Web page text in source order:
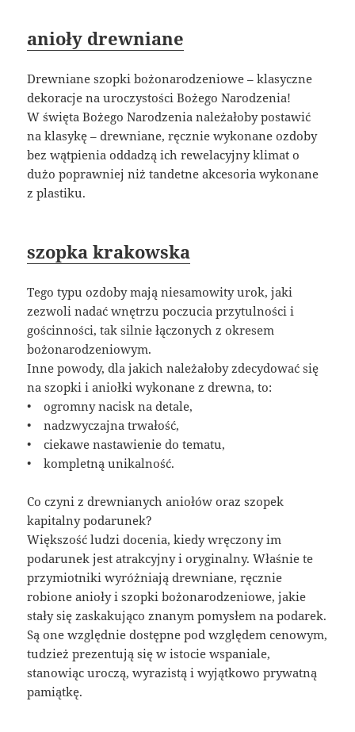
anioły drewniane
Drewniane szopki bożonarodzeniowe – klasyczne
dekoracje na uroczystości Bożego Narodzenia!
W święta Bożego Narodzenia należałoby postawić
na klasykę – drewniane, ręcznie wykonane ozdoby
bez wątpienia oddadzą ich rewelacyjny klimat o
dużo poprawniej niż tandetne akcesoria wykonane
z plastiku.
szopka krakowska
Tego typu ozdoby mają niesamowity urok, jaki
zezwoli nadać wnętrzu poczucia przytulności i
gościnności, tak silnie łączonych z okresem
bożonarodzeniowym.
Inne powody, dla jakich należałoby zdecydować się
na szopki i aniołki wykonane z drewna, to:
• ogromny nacisk na detale,
• nadzwyczajna trwałość,
• ciekawe nastawienie do tematu,
• kompletną unikalność.
Co czyni z drewnianych aniołów oraz szopek
kapitalny podarunek?
Większość ludzi docenia, kiedy wręczony im
podarunek jest atrakcyjny i oryginalny. Właśnie te
przymiotniki wyróżniają drewniane, ręcznie
robione anioły i szopki bożonarodzeniowe, jakie
stały się zaskakująco znanym pomysłem na podarek.
Są one względnie dostępne pod względem cenowym,
tudzież prezentują się w istocie wspaniale,
stanowiąc uroczą, wyrazistą i wyjątkowo prywatną
pamiątkę.